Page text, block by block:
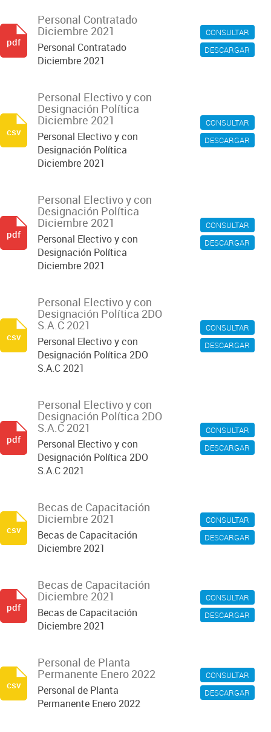
CONSULTAR
DESCARGAR
Personal Contratado
Diciembre 2021
Personal Contratado
Diciembre 2021
pdf
CONSULTAR
DESCARGAR
Personal Electivo y con
Designación Política
Diciembre 2021
Personal Electivo y con
Designación Política
Diciembre 2021
csv
CONSULTAR
DESCARGAR
Personal Electivo y con
Designación Política
Diciembre 2021
Personal Electivo y con
Designación Política
Diciembre 2021
pdf
CONSULTAR
DESCARGAR
Personal Electivo y con
Designación Política 2DO
S.A.C 2021
Personal Electivo y con
Designación Política 2DO
S.A.C 2021
csv
CONSULTAR
DESCARGAR
Personal Electivo y con
Designación Política 2DO
S.A.C 2021
Personal Electivo y con
Designación Política 2DO
S.A.C 2021
pdf
CONSULTAR
DESCARGAR
Becas de Capacitación
Diciembre 2021
Becas de Capacitación
Diciembre 2021
csv
CONSULTAR
DESCARGAR
Becas de Capacitación
Diciembre 2021
Becas de Capacitación
Diciembre 2021
pdf
CONSULTAR
DESCARGAR
Personal de Planta
Permanente Enero 2022
Personal de Planta
Permanente Enero 2022
csv